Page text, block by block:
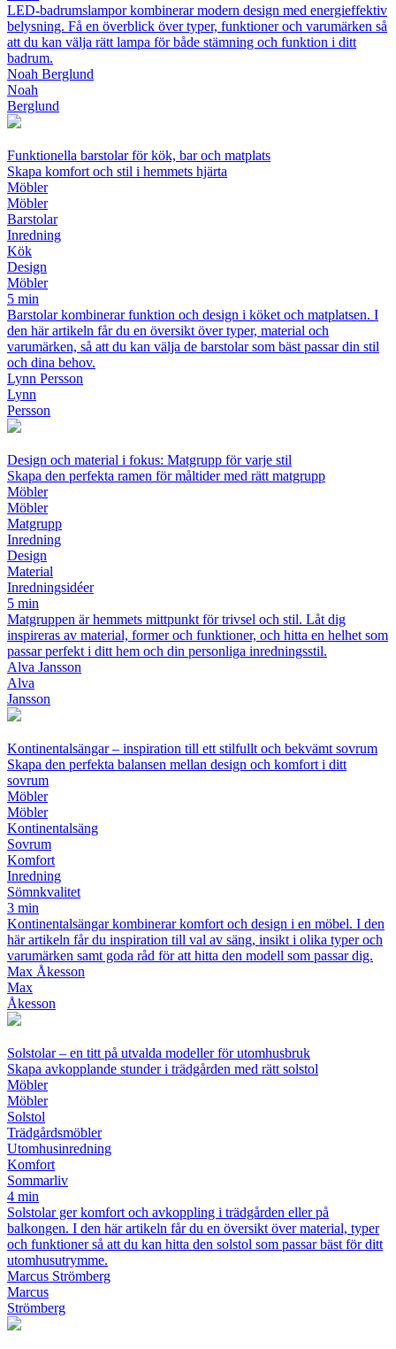
LED-badrumslampor kombinerar modern design med energieffektiv
belysning. Få en överblick över typer, funktioner och varumärken så
att du kan välja rätt lampa för både stämning och funktion i ditt
badrum.
Noah Berglund
Noah
Berglund
Funktionella barstolar för kök, bar och matplats
Skapa komfort och stil i hemmets hjärta
Möbler
Möbler
Barstolar
Inredning
Kök
Design
Möbler
5 min
Barstolar kombinerar funktion och design i köket och matplatsen. I
den här artikeln får du en översikt över typer, material och
varumärken, så att du kan välja de barstolar som bäst passar din stil
och dina behov.
Lynn Persson
Lynn
Persson
Design och material i fokus: Matgrupp för varje stil
Skapa den perfekta ramen för måltider med rätt matgrupp
Möbler
Möbler
Matgrupp
Inredning
Design
Material
Inredningsidéer
5 min
Matgruppen är hemmets mittpunkt för trivsel och stil. Låt dig
inspireras av material, former och funktioner, och hitta en helhet som
passar perfekt i ditt hem och din personliga inredningsstil.
Alva Jansson
Alva
Jansson
Kontinentalsängar – inspiration till ett stilfullt och bekvämt sovrum
Skapa den perfekta balansen mellan design och komfort i ditt
sovrum
Möbler
Möbler
Kontinentalsäng
Sovrum
Komfort
Inredning
Sömnkvalitet
3 min
Kontinentalsängar kombinerar komfort och design i en möbel. I den
här artikeln får du inspiration till val av säng, insikt i olika typer och
varumärken samt goda råd för att hitta den modell som passar dig.
Max Åkesson
Max
Åkesson
Solstolar – en titt på utvalda modeller för utomhusbruk
Skapa avkopplande stunder i trädgården med rätt solstol
Möbler
Möbler
Solstol
Trädgårdsmöbler
Utomhusinredning
Komfort
Sommarliv
4 min
Solstolar ger komfort och avkoppling i trädgården eller på
balkongen. I den här artikeln får du en översikt över material, typer
och funktioner så att du kan hitta den solstol som passar bäst för ditt
utomhusutrymme.
Marcus Strömberg
Marcus
Strömberg